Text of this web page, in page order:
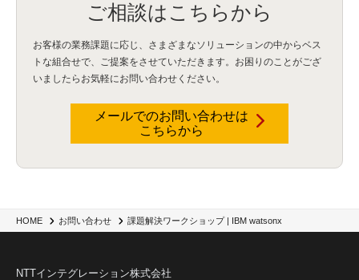
HOME お問い合わせ 課題解決ワークショップ | IBM watsonx
ご相談はこちらから
お客様の業務課題に応じ、さまざまなソリューションの中からベス
トな組合せで、
ご提案をさせていただきます。お困りのことがござ
いましたらお気軽にお問い合わせください。
メールでのお問い合わせは
こちらから
NTTインテグレーション株式会社